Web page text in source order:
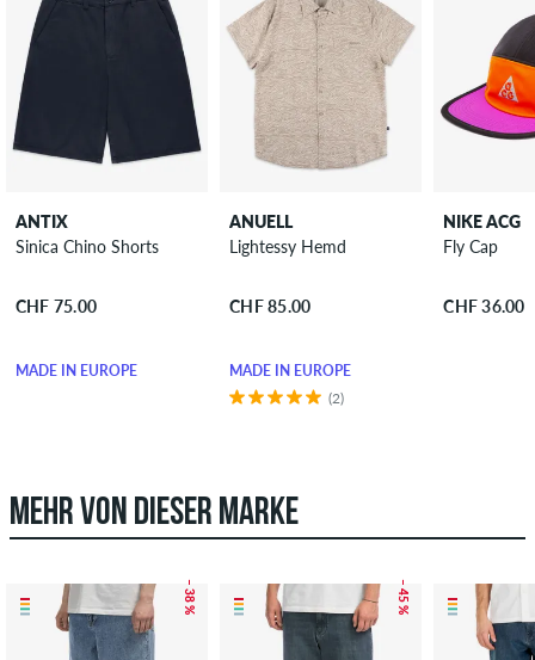
ANTIX
Sinica Chino Shorts
CHF 75.00
MADE IN EUROPE
ANUELL
Lightessy Hemd
CHF 85.00
MADE IN EUROPE
(2)
NIKE ACG
Fly Cap
CHF 36.00
MEHR VON DIESER MARKE
– 38 % – 45 %